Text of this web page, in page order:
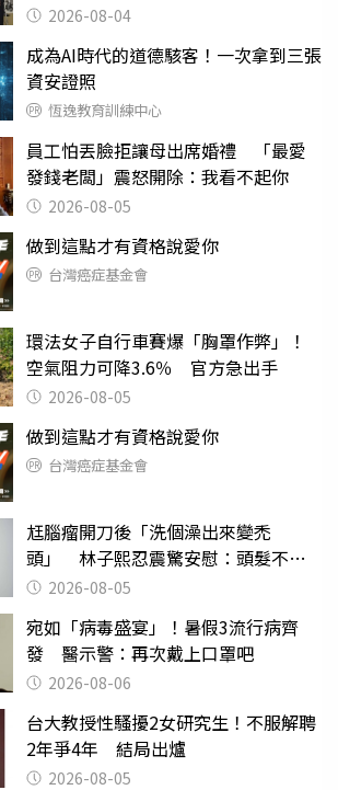
2026-08-04
成為AI時代的道德駭客！一次拿到三張
資安證照
恆逸教育訓練中心
員工怕丟臉拒讓母出席婚禮 「最愛
發錢老闆」震怒開除：我看不起你
2026-08-05
做到這點才有資格說愛你
台灣癌症基金會
環法女子自行車賽爆「胸罩作弊」！
空氣阻力可降3.6％ 官方急出手
2026-08-05
做到這點才有資格說愛你
台灣癌症基金會
尪腦瘤開刀後「洗個澡出來變禿
頭」 林子熙忍震驚安慰：頭髮不重
要 2026-08-05
宛如「病毒盛宴」！暑假3流行病齊
發 醫示警：再次戴上口罩吧
2026-08-06
台大教授性騷擾2女研究生！不服解聘
2年爭4年 結局出爐
2026-08-05